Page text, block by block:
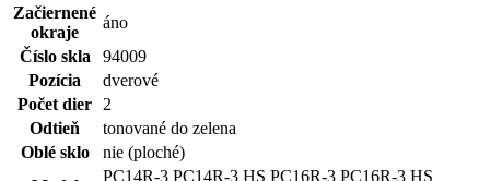
Začiernené
okraje
áno
Číslo skla
94009
Pozícia
dverové
Počet dier
2
Odtieň
tonované do zelena
Oblé sklo
nie (ploché)
PC14R-3 PC14R-3 HS PC16R-3 PC16R-3 HS